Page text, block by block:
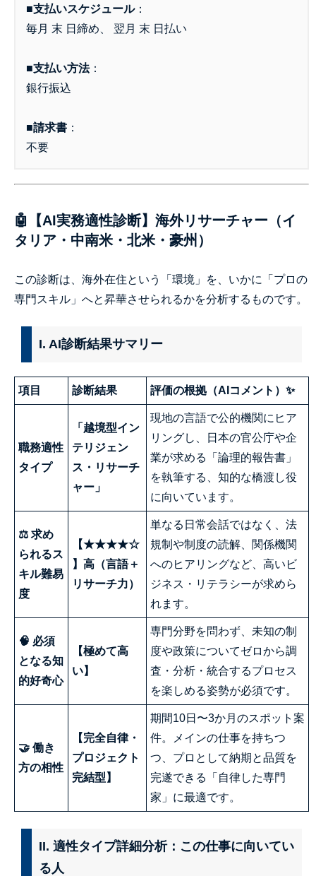
■支払いスケジュール：
毎月 末 日締め、 翌月 末 日払い
■支払い方法：
銀行振込
■請求書 ：
不要
🤖【AI実務適性診断】海外リサーチャー（イ
タリア・中南米・北米・豪州）
この診断は、海外在住という「環境」を、いかに「プロの
専門スキル」へと昇華させられるかを分析するものです。
I. AI診断結果サマリー
項目 診断結果 評価の根拠（AIコメント）✨
職務適性
タイプ
「越境型イン
テリジェン
ス・リサーチ
ャー」
現地の言語で公的機関にヒア
リングし、日本の官公庁や企
業が求める「論理的報告書」
を執筆する、知的な橋渡し役
に向いています。
⚖ 求め
られるス
キル難易
度
【★★★★☆
】高（言語＋
リサーチ力）
単なる日常会話ではなく、法
規制や制度の読解、関係機関
へのヒアリングなど、高いビ
ジネス・リテラシーが求めら
れます。
🧠 必須
となる知
的好奇心
【極めて高
い】
専門分野を問わず、未知の制
度や政策についてゼロから調
査・分析・統合するプロセス
を楽しめる姿勢が必須です。
🤝 働き
方の相性
【完全自律・
プロジェクト
完結型】
期間10日〜3か月のスポット案
件。メインの仕事を持ちつ
つ、プロとして納期と品質を
完遂できる「自律した専門
家」に最適です。
II. 適性タイプ詳細分析：この仕事に向いてい
る人